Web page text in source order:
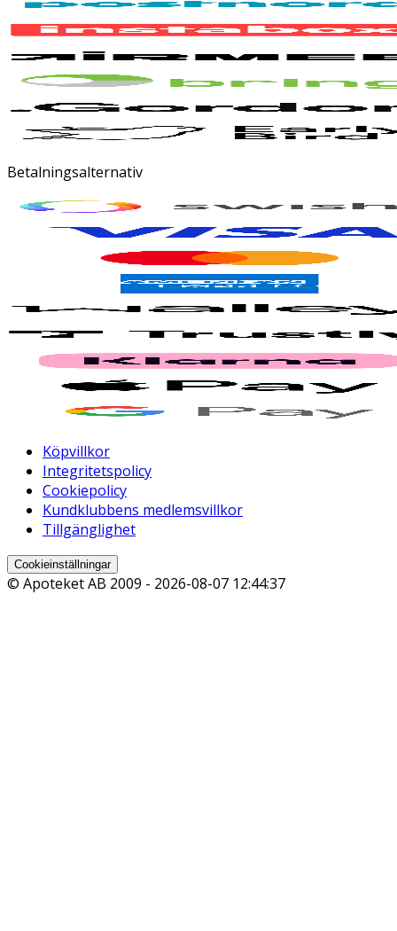
Betalningsalternativ
Köpvillkor
Integritetspolicy
Cookiepolicy
Kundklubbens medlemsvillkor
Tillgänglighet
Cookieinställningar
© Apoteket AB 2009 - 2026-08-07 12:44:37